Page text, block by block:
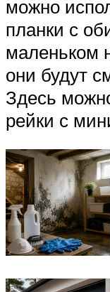
можно
планки с
маленьком
они будут
Здесь
рейки с